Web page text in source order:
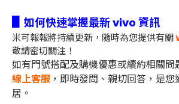
如何快速掌握最新 vivo 資訊
米可報報將持續更新，隨時為您提供有關
敬請密切關注！
如有門號搭配及購機優惠或續約相關問
線上客服 ，即時發問、親切回答，是
居。